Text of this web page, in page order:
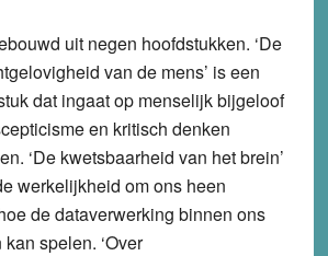
uit negen hoofdstukken. ‘De
van de mens’ is een
dat ingaat op menselijk bijgeloof
en kritisch denken
‘De kwetsbaarheid van het brein’
werkelijkheid om ons heen
de dataverwerking binnen ons
spelen. ‘Over